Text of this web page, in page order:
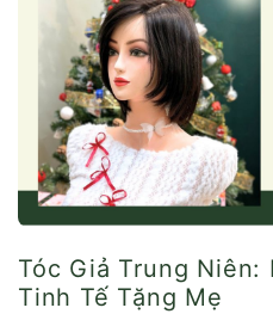
Tóc Giả Trung Niên:
Tinh Tế Tặng Mẹ